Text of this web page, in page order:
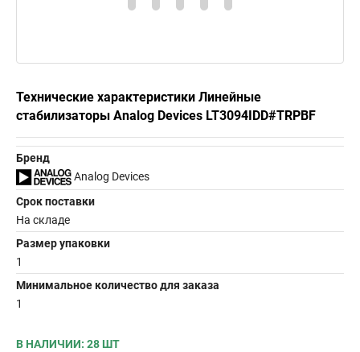
Технические характеристики Линейные
стабилизаторы Analog Devices LT3094IDD#TRPBF
Бренд
Analog Devices
Срок поставки
На складе
Размер упаковки
1
Минимальное количество для заказа
1
В НАЛИЧИИ: 28 ШТ